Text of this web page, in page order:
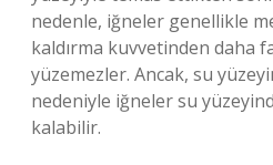
nedenle, iğneler genellikle
kaldırma kuvvetinden daha
yüzemezler. Ancak, su
nedeniyle iğneler su
kalabilir.